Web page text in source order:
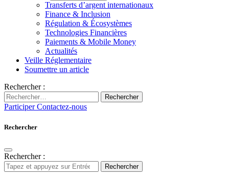
Transferts d’argent internationaux
Finance & Inclusion
Régulation & Écosystèmes
Technologies Financières
Paiements & Mobile Money
Actualités
Veille Réglementaire
Soumettre un article
Rechercher :
Rechercher
ParticiperContactez-nous
Rechercher
Rechercher :
Rechercher